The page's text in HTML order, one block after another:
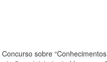
Concurso sobre